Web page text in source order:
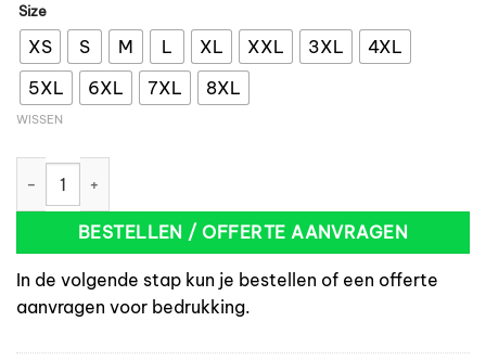
Size
XS S M L XL XXL 3XL
4XL
5XL
6XL 7XL 8XL
WISSEN
Tricorp 101001 T-Shirt 145g zwart aantal
BESTELLEN / OFFERTE AANVRAGEN
In de volgende stap kun je bestellen of een offerte
aanvragen voor bedrukking.